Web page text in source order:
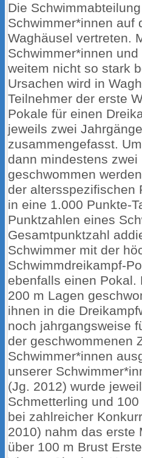
Die
Schwimmer*innen auf
Waghäusel vertreten.
Schwimmer*innen
weitem nicht so stark
Ursachen wird in
Teilnehmer der erste
Pokale für einen
jeweils zwei
zusammengefasst.
dann mindestens
geschwommen
der altersspezifischen
in eine 1.000 Punkte-
Punktzahlen eines
Gesamtpunktzahl
Schwimmer mit der
Schwimmdreikampf-
ebenfalls einen Pokal.
200 m Lagen
ihnen in die
noch jahrgangsweise
der geschwommenen
Schwimmer*innen
unserer
(Jg. 2012) wurde
Schmetterling und
bei zahlreicher
2010) nahm das erste
über 100 m Brust